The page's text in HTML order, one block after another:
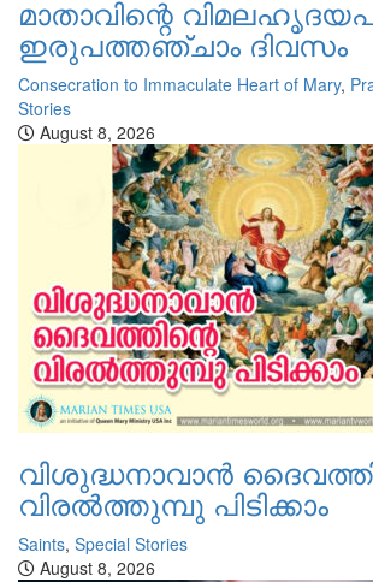
മാതാവിന്റെ
ഇരുപത്തഞ്ചാം ദിവസം
Consecration to Immaculate Heart of Mary,
Stories
August 8, 2026
വിശുദ്ധനാവാന്‍
വിരല്‍ത്തുമ്പു പിടിക്കാം
Saints, Special Stories
August 8, 2026